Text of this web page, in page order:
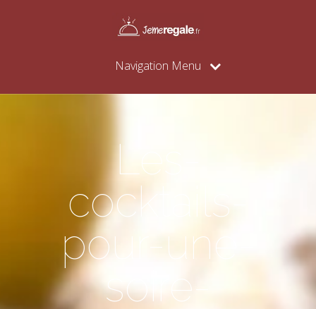
Navigation Menu
Les-
cocktails-
pour-une-
soire-